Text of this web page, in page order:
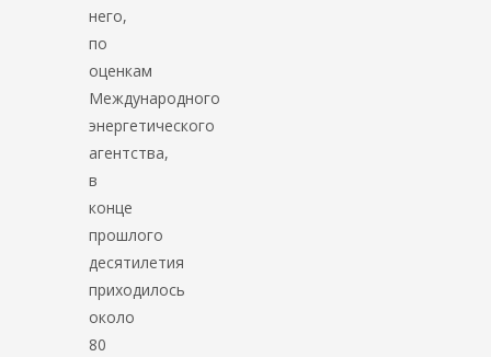
него,
по
оценкам
Международного
энергетического
агентства,
в
конце
прошлого
десятилетия
приходилось
около
80